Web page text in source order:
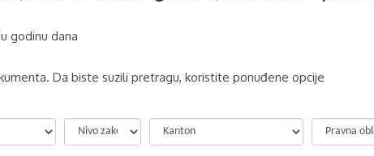
godinu dana
Da biste suzili pretragu, koristite ponuđene opcije